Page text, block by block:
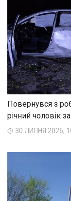
Повернувся з
річний чоловік
30 ЛИПНЯ 2026,